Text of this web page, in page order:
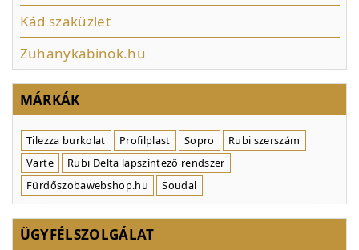
Kád szaküzlet
Zuhanykabinok.hu
MÁRKÁK
Tilezza burkolat Profilplast Sopro
Rubi szerszám
Varte
Rubi Delta lapszíntező rendszer
Fürdőszobawebshop.hu
Soudal
ÜGYFÉLSZOLGÁLAT